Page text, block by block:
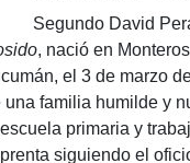
Segundo David
, nació en
el 3 de marzo
una familia humilde y
escuela primaria y
siguiendo el